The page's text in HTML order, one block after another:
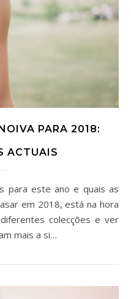
PARA 2018:
ACTUAIS
em 2018, está na hora
colecções e ver
mais a si…